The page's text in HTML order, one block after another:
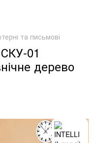
та письмові
01
дерево